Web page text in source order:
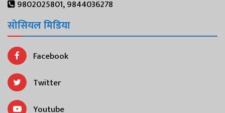
9802025801, 9844036278
सोसियल मिडिया
Facebook
Twitter
Youtube